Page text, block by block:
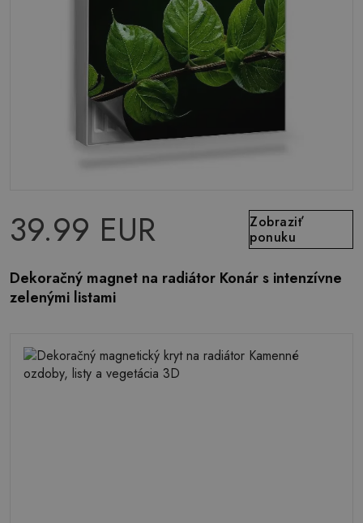
39.99 EUR
Zobraziť
ponuku
Dekoračný magnet na radiátor Konár s intenzívne
zelenými listami